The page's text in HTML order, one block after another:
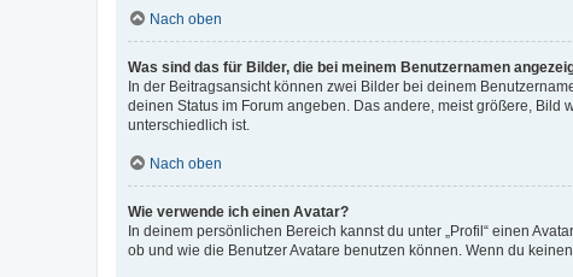
Nach oben
Was sind das für Bilder, die bei meinem Benutzernamen
In der Beitragsansicht können zwei Bilder bei deinem
deinen Status im Forum angeben. Das andere, meist größere, Bild
unterschiedlich ist.
Nach oben
Wie verwende ich einen Avatar?
In deinem persönlichen Bereich kannst du unter „Profil“ einen
ob und wie die Benutzer Avatare benutzen können. Wenn du